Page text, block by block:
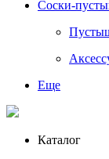
Соски-
Еще
Каталог